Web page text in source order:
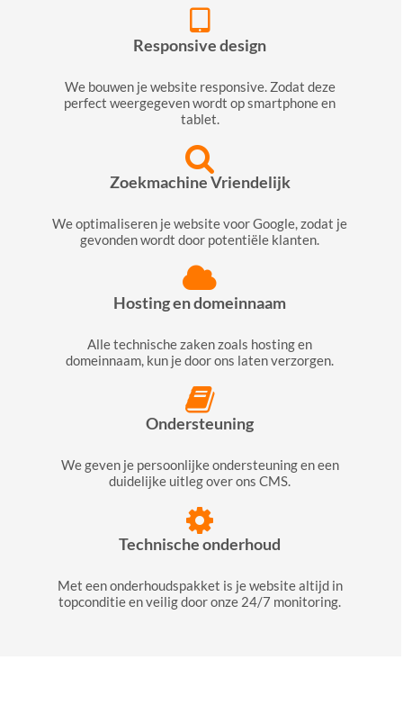
Responsive design
We bouwen je website responsive. Zodat deze
perfect weergegeven wordt op smartphone en
tablet.
Zoekmachine Vriendelijk
We optimaliseren je website voor Google, zodat je
gevonden wordt door potentiële klanten.
Hosting en domeinnaam
Alle technische zaken zoals hosting en
domeinnaam, kun je door ons laten verzorgen.
Ondersteuning
We geven je persoonlijke ondersteuning en een
duidelijke uitleg over ons CMS.
Technische onderhoud
Met een onderhoudspakket is je website altijd in
topconditie en veilig door onze 24/7 monitoring.